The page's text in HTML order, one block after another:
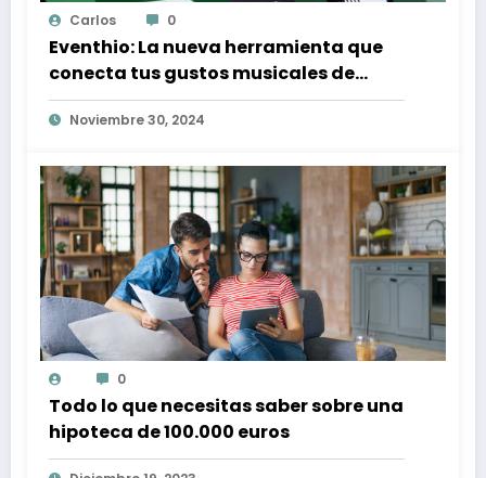
Carlos 0
Eventhio: La nueva herramienta que
conecta tus gustos musicales de
Spotify con conciertos en tu zona
Noviembre 30, 2024
0
Todo lo que necesitas saber sobre una
hipoteca de 100.000 euros